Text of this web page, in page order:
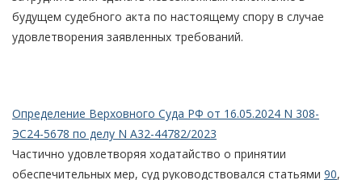
будущем судебного акта по настоящему спору в случае
удовлетворения заявленных требований.
Определение Верховного Суда РФ от 16.05.2024 N 308-
ЭС24-5678 по делу N А32-44782/2023
Частично удовлетворяя ходатайство о принятии
обеспечительных мер, суд руководствовался статьями 90,